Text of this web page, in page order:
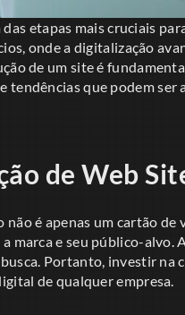
etapas mais cruciais
onde a digitalização
de um site é
tendências que podem ser
de Web
é apenas um cartão
marca e seu público-alvo.
Portanto, investir na
de qualquer empresa.